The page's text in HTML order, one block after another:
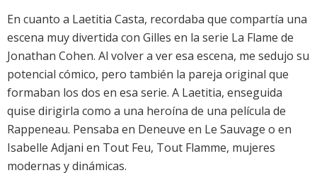
En cuanto a Laetitia Casta, recordaba que compartía una
escena muy divertida con Gilles en la serie La Flame de
Jonathan Cohen. Al volver a ver esa escena, me sedujo su
potencial cómico, pero también la pareja original que
formaban los dos en esa serie. A Laetitia, enseguida
quise dirigirla como a una heroína de una película de
Rappeneau. Pensaba en Deneuve en Le Sauvage o en
Isabelle Adjani en Tout Feu, Tout Flamme, mujeres
modernas y dinámicas.